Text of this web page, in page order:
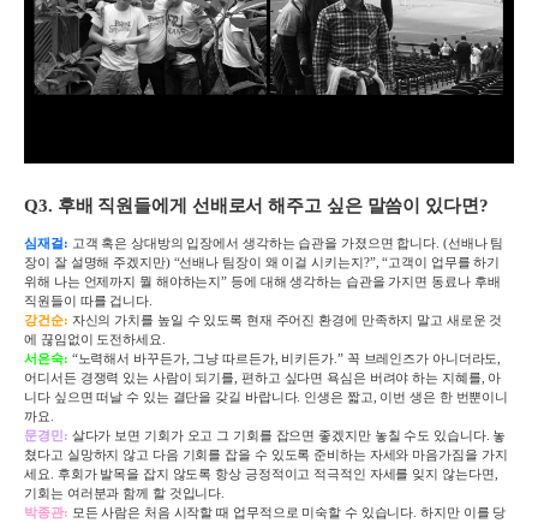
Q3. 후배 직원들에게 선배로서 해주고 싶은 말씀이 있다면 ?
심재걸: 고객 혹은 상대방의 입장에서 생각하는 습관을 가졌으면 합니다 . (선배나 팀
장이 잘 설명해 주겠지만) “선배나 팀장이 왜 이걸 시키는지?”,“고객이 업무를 하기
위해 나는 언제까지 뭘 해야하는지” 등에 대해 생각하는 습관을 가지면 동료나 후배
직원들이 따를 겁니다
강건순: 자신의 가치를 높일 수 있도록 현재 주어진 환경에 만족하지 말고 새로운 것
에 끊임없이 도전하세요
서은숙: “노력해서 바꾸든가, 그냥 따르든가, 비키든가 ” 꼭 브레인즈가 아니더라도
어디서든 경쟁력 있는 사람이 되기를 편하고 싶다면 욕심은 버려야 하는 지혜를 아
니다 싶으면 떠날 수 있는 결단을 갖길 바랍니다. 인생은 짧고 이번 생은 한 번뿐이니
까요
문경민: 살다가 보면 기회가 오고 그 기회를 잡으면 좋겠지만 놓칠 수도 있습니다.놓
쳤다고 실망하지 않고 다음 기회를 잡을 수 있도록 준비하는 자세와 마음가짐을 가지
세요
후회가 발목을 잡지 않도록 항상 긍정적이고 적극적인 자세를 잊지 않는다면
기회는 여러분과 함께 할 것입니다
박종관: 모든 사람은 처음 시작할 때 업무적으로 미숙할 수 있습니다 .하지만 이를 당